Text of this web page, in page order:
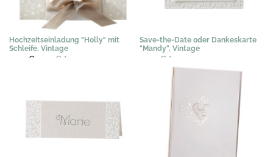
Hochzeitseinladung "Holly" mit
Schleife, Vintage
3,02 € 2,29 € *
Save-the-Date oder Dankeskarte
"Mandy", Vintage
0,40 € *